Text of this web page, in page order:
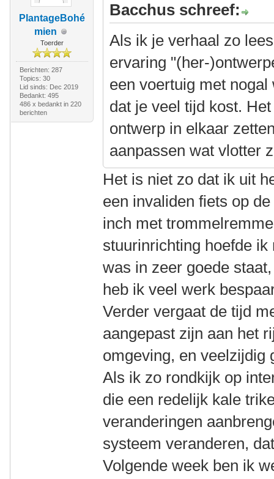
PlantageBohé
mien
Toerder
Berichten: 287
Topics: 30
Lid sinds: Dec 2019
Bedankt: 495
486 x bedankt in 220
berichten
Bacchus schreef:
Als ik je verhaal zo
ervaring "(her-
een voertuig met
dat je veel tijd kost.
ontwerp in elkaar
aanpassen wat vlotter
Het is niet zo dat ik uit
een invaliden fiets op
inch met
stuurinrichting hoefde
was in zeer goede
heb ik veel werk
Verder vergaat de tijd
aangepast zijn aan het
omgeving, en veelzijdig
Als ik zo rondkijk op
die een redelijk kale
veranderingen
systeem veranderen,
Volgende week ben ik